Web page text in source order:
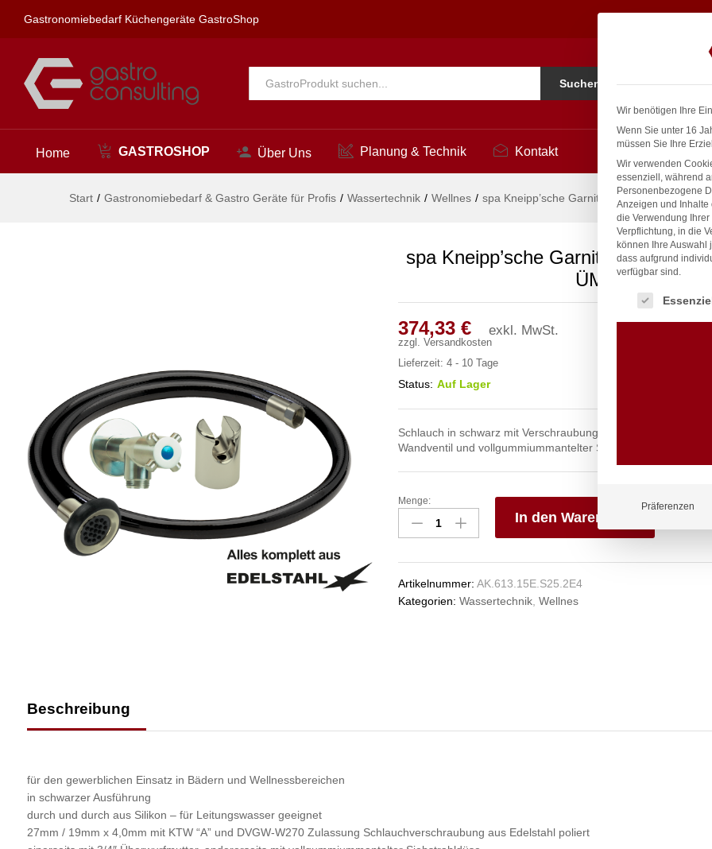
Gastronomiebedarf Küchengeräte GastroShop
Alle Suchen
Home GASTROSHOP Über Uns Planung & Technik Kontakt
Start / Gastronomiebedarf & Gastro Geräte für Profis / Wassertechnik / Wellnes / spa Kneipp’sche Garnitur 3/4″ Ø 27mm 3/4″
spa Kneipp’sche Garnitur 3/4″ Ø
ÜM
374,33 € exkl. MwSt.
zzgl. Versandkosten
Lieferzeit: 4 - 10 Tage
Status: Auf Lager
Schlauch in schwarz mit Verschraubungen aus Edelstahl mit
Wandventil und vollgummiummantelter Siebstrahldüse
spa
Kneipp'sche
Garnitur
27mm
3/4"
Menge:
In den Warenkorb
Artikelnummer: AK.613.15E.S25.2E4
Kategorien: Wassertechnik, Wellnes
Beschreibung
für den gewerblichen Einsatz in Bädern und Wellnessbereichen
in schwarzer Ausführung
durch und durch aus Silikon – für Leitungswasser geeignet
27mm / 19mm x 4,0mm mit KTW “A” und DVGW-W270 Zulassung Schlauchverschraubung aus Edelstahl poliert
Beschreibung
Wir benötigen Ihre
Wenn Sie unter 16
müssen Sie Ihre
Wir verwenden
essenziell, während
Personenbezogene
Anzeigen und Inhalte
die Verwendung
Verpflichtung, in die
können Ihre Auswahl
dass aufgrund
verfügbar sind.
Es folgt eine
Präferenzen